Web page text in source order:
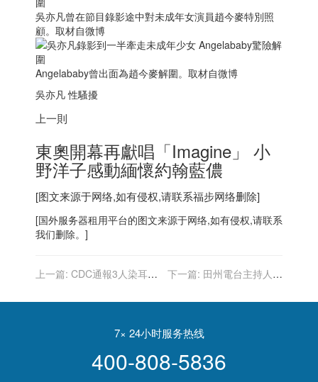
吳亦凡曾在節目錄影途中對未成年女演員趙今麥特別照
顧。取材自微博
Angelababy曾出面為趙今麥解圍。取材自微博
吳亦凡 性騷擾
上一則
東奧開幕再獻唱「Imagine」 小
野洋子感動緬懷約翰藍儂
[图文来源于网络,如有侵权,请联系福步网络删除]
[国外服务器租用平台的图文来源于网络,如有侵权,请联系
我们删除。]
上一篇: CDC通報3人染耳念
下一篇: 田州電台主持人染
7× 24小时服务热线
400-808-5836